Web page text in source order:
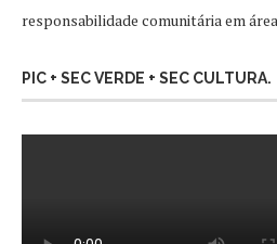
responsabilidade comunitária em
PIC + SEC VERDE + SEC CULTURA.